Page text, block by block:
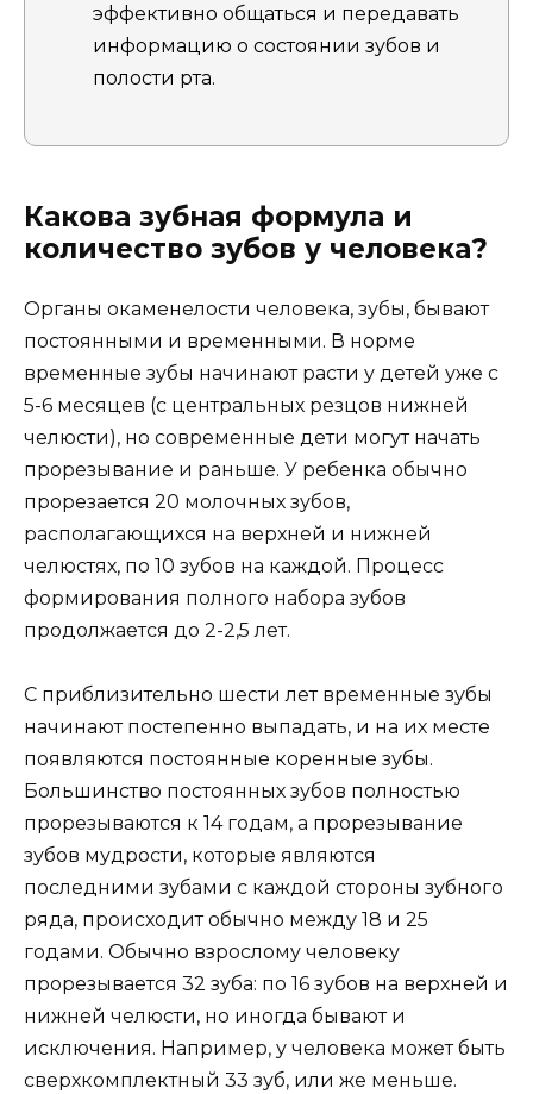
эффективно общаться и передавать
информацию о состоянии зубов и
полости рта.
Какова зубная формула и
количество зубов у человека?
Органы окаменелости человека, зубы, бывают
постоянными и временными. В норме
временные зубы начинают расти у детей уже с
5-6 месяцев (с центральных резцов нижней
челюсти), но современные дети могут начать
прорезывание и раньше. У ребенка обычно
прорезается 20 молочных зубов,
располагающихся на верхней и нижней
челюстях, по 10 зубов на каждой. Процесс
формирования полного набора зубов
продолжается до 2-2,5 лет.
С приблизительно шести лет временные зубы
начинают постепенно выпадать, и на их месте
появляются постоянные коренные зубы.
Большинство постоянных зубов полностью
прорезываются к 14 годам, а прорезывание
зубов мудрости, которые являются
последними зубами с каждой стороны зубного
ряда, происходит обычно между 18 и 25
годами. Обычно взрослому человеку
прорезывается 32 зуба: по 16 зубов на верхней и
нижней челюсти, но иногда бывают и
исключения. Например, у человека может быть
сверхкомплектный 33 зуб, или же меньше.